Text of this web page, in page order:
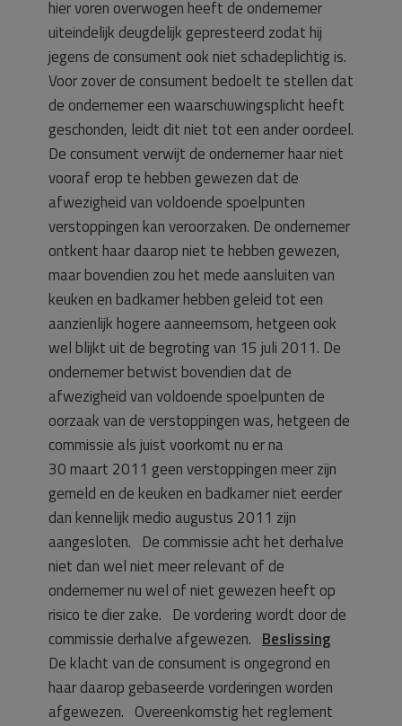
hier voren overwogen heeft de ondernemer
uiteindelijk deugdelijk gepresteerd zodat hij
jegens de consument ook niet schadeplichtig is.
Voor zover de consument bedoelt te stellen dat
de ondernemer een waarschuwingsplicht heeft
geschonden, leidt dit niet tot een ander oordeel.
De consument verwijt de ondernemer haar niet
vooraf erop te hebben gewezen dat de
afwezigheid van voldoende spoelpunten
verstoppingen kan veroorzaken. De ondernemer
ontkent haar daarop niet te hebben gewezen,
maar bovendien zou het mede aansluiten van
keuken en badkamer hebben geleid tot een
aanzienlijk hogere aanneemsom, hetgeen ook
wel blijkt uit de begroting van 15 juli 2011. De
ondernemer betwist bovendien dat de
afwezigheid van voldoende spoelpunten de
oorzaak van de verstoppingen was, hetgeen de
commissie als juist voorkomt nu er na
30 maart 2011 geen verstoppingen meer zijn
gemeld en de keuken en badkamer niet eerder
dan kennelijk medio augustus 2011 zijn
aangesloten. De commissie acht het derhalve
niet dan wel niet meer relevant of de
ondernemer nu wel of niet gewezen heeft op
risico te dier zake. De vordering wordt door de
commissie derhalve afgewezen. Beslissing
De klacht van de consument is ongegrond en
haar daarop gebaseerde vorderingen worden
afgewezen. Overeenkomstig het reglement